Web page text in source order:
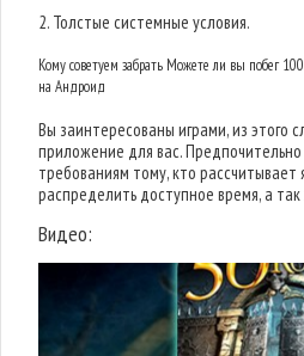
2. Толстые системные условия.
Кому советуем забрать Можете ли вы побег
на Андроид
Вы заинтересованы играми, из этого
приложение для вас. Предпочительно
требованиям тому, кто рассчитывает
распределить доступное время, а
Видео: